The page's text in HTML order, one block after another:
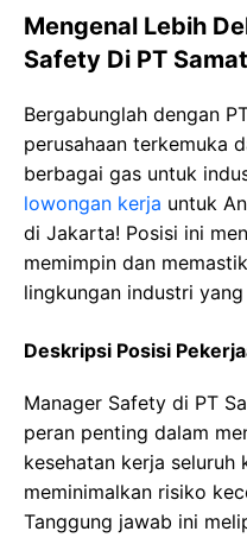
Mengenal Lebih
Safety Di PT
Bergabunglah dengan
perusahaan terkemuka
berbagai gas untuk
lowongan kerja untuk
di Jakarta! Posisi ini
memimpin dan
lingkungan industri
Deskripsi Posisi
Manager Safety di PT
peran penting dalam
kesehatan kerja seluruh
meminimalkan risiko
Tanggung jawab ini